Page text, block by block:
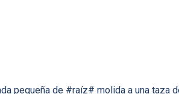
pequeña de #raíz# molida a una taza